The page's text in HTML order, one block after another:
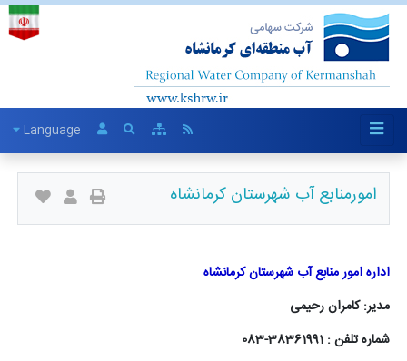
Language
امورمنابع آب شهرستان کرمانشاه
اداره امور منابع آب شهرستان کرمانشاه
مدیر: کامران رحیمی
شماره تلفن : 38361991-083